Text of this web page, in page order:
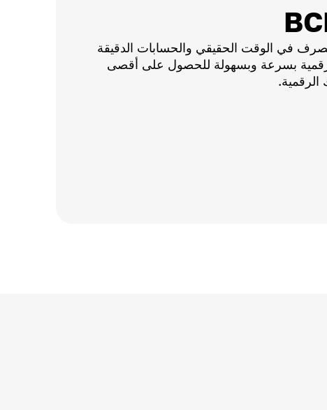
في الوقت الحقيقي والحسابات الدقيقة
بسرعة وبسهولة للحصول على أقصى